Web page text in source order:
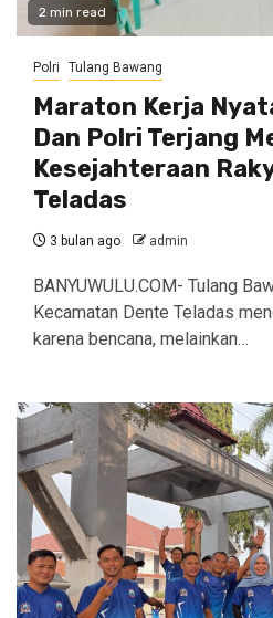
2 min read
Polri Tulang Bawang
Maraton Kerja
Dan Polri Terjang
Kesejahteraan
Teladas
3 bulan ago admin
BANYUWULU.COM- Tulang
Kecamatan Dente Teladas
karena bencana, melainkan…